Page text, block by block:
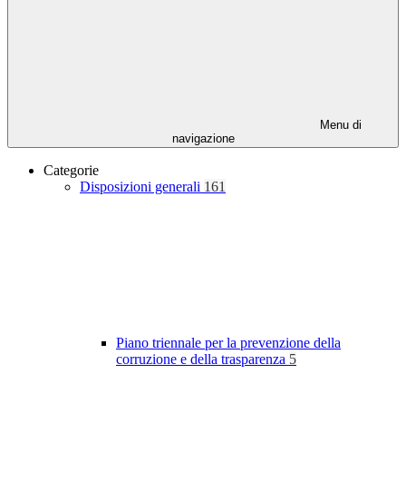
Menu di
navigazione
Categorie
Disposizioni generali 161
Piano triennale per la prevenzione della
corruzione e della trasparenza 5